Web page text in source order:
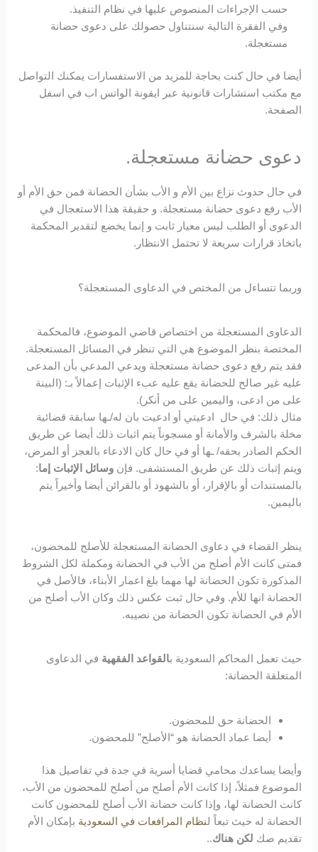
حسب الإجراءات المنصوص عليها في نظام التنفيذ.
وفي الفقرة التالية سنتناول حصولك على دعوى حضانة
مستعجلة.
أيضا في حال كنت بحاجة للمزيد من الاستفسارات يمكنك التواصل
مع مكتب استشارات قانونية عبر ايقونة الواتس اب في اسفل
الصفحة.
دعوى حضانة مستعجلة.
في حال حدوث نزاع بين الأم و الأب بشأن الحضانة فمن حق الأم أو
الأب رفع دعوى حضانة مستعجلة. و حقيقة هذا الاستعجال في
الدعوى أو الطلب ليس معيار ثابت و إنما يخضع لتقدير المحكمة
باتخاذ قرارات سريعة لا تحتمل الانتظار.
وربما تتساءل من المختص في الدعاوى المستعجلة؟
الدعاوى المستعجلة من اختصاص قاضي الموضوع، فالمحكمة
المختصة بنظر الموضوع هي التي تنظر في المسائل المستعجلة.
فقد يتم رفع دعوى حضانة مستعجلة ويدعي المدعي بأن المدعى
عليه غير صالح للحضانة يقع عليه عبء الإثبات إعمالاً بـ: (البينة
على من ادعى، واليمين على من أنكر).
مثال ذلك: في حال ادعيتي أو ادعيت بان له/ـها سابقة قضائية
مخلة بالشرف والأمانة أو مسجوناً يتم اثبات ذلك أيضا عن طريق
الحكم الصادر بحقه/ ـها أو في حال كان الادعاء بالعجز أو المرض،
ويتم إثبات ذلك عن طريق المستشفى. فإنوسائل الإثبات إما:
بالمستندات أو بالإقرار، أو بالشهود أو بالقرائن أيضا وأخيراً يتم
باليمين.
ينظر القضاء في دعاوى الحضانة المستعجلة للأصلح للمحضون،
فمتى كانت الأم أصلح من الأب في الحضانة ومكملة لكل الشروط
المذكورة تكون الحضانة لها مهما بلغ اعمار الأبناء، فالأصل في
الحضانة انها للأم. وفي حال ثبت عكس ذلك وكان الأب أصلح من
الأم في الحضانة تكون الحضانة من نصيبه.
حيث تعمل المحاكم السعودية بالقواعد الفقهية في الدعاوى
المتعلقة الحضانة:
الحضانة حق للمحضون.
أيضا عماد الحضانة هو “الأصلح” للمحضون.
وأيضا يساعدك محامي قضايا أسرية في جدة في تفاصيل هذا
الموضوع فمثلاً، إذا كانت الأم أصلح من أصلح للمحضون من الأب،
كانت الحضانة لها، وإذا كانت حضانة الأب أصلح للمحضون كانت
الحضانة له حيث تبعاً لنظام المرافعات في السعودية بإمكان الأم
تقديم صك لكن هناك..